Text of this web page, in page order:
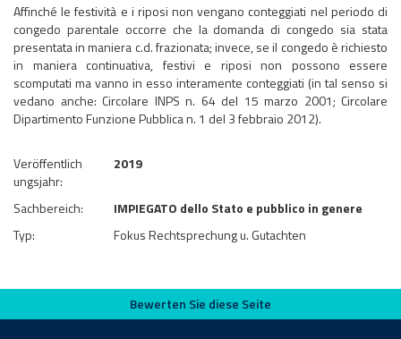
Affinché le festività e i riposi non vengano conteggiati nel periodo di
congedo parentale occorre che la domanda di congedo sia stata
presentata in maniera c.d. frazionata; invece, se il congedo è richiesto
in maniera continuativa, festivi e riposi non possono essere
scomputati ma vanno in esso interamente conteggiati (in tal senso si
vedano anche: Circolare INPS n. 64 del 15 marzo 2001; Circolare
Dipartimento Funzione Pubblica n. 1 del 3 febbraio 2012).
Veröffentlich
ungsjahr:
2019
Sachbereich:
IMPIEGATO dello Stato e pubblico in genere
Typ:
Fokus Rechtsprechung u. Gutachten
Bewerten Sie diese Seite
Bewerten Sie diese Seite